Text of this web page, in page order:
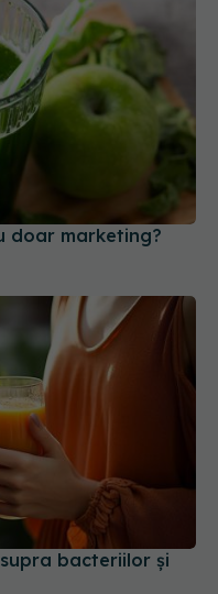
doar marketing?
bacteriilor și